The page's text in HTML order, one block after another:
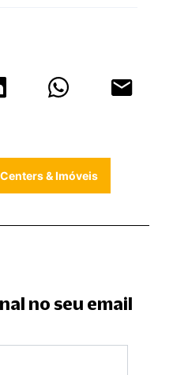
& Imóveis
no seu email